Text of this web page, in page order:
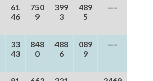
61
46
750
9
399
3
489
5
—-
33
43
848
0
488
6
089
9
—-